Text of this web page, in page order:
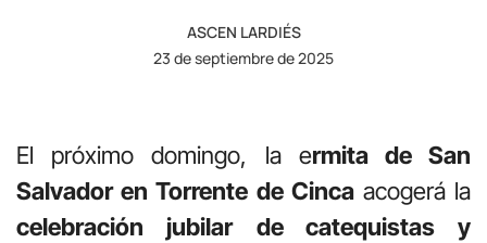
ASCEN LARDIÉS
23 de septiembre de 2025
El próximo domingo, la ermita de San
Salvador en Torrente de Cincaacogerá la
celebración jubilar
de catequistas y